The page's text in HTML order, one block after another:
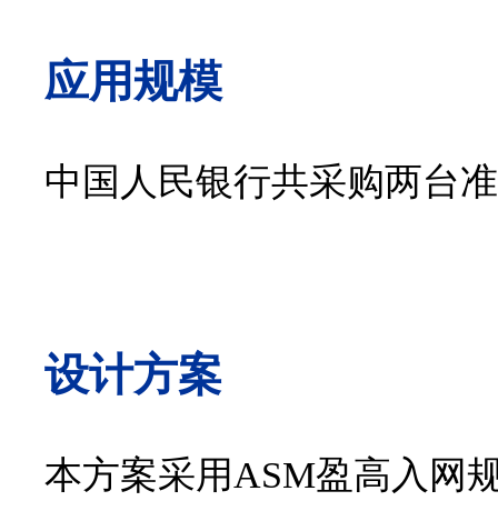
应用规模
中国人民银行共采购两台
设计方案
本方案采用 ASM盈高入网